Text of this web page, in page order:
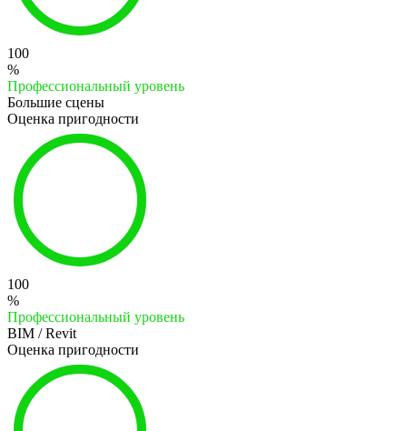
100
%
Профессиональный уровень
Большие сцены
Оценка пригодности
100
%
Профессиональный уровень
BIM / Revit
Оценка пригодности